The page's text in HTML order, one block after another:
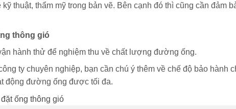
thuật, thẩm mỹ trong bản vẽ. Bên cạnh đó thì cũng cần đảm
thông gió
hành thử để nghiệm thu về chất lượng đường ống.
ty chuyên nghiệp, bạn cần chú ý thêm về chế độ bảo hành
động đường ống được tối đa.